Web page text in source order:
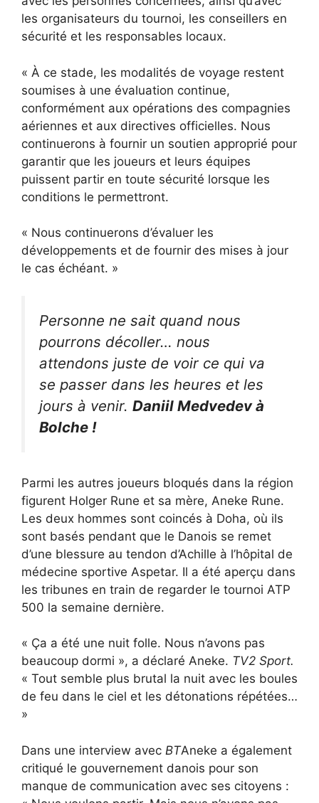
les organisateurs du tournoi, les conseillers en
sécurité et les responsables locaux.
« À ce stade, les modalités de voyage restent
soumises à une évaluation continue,
conformément aux opérations des compagnies
aériennes et aux directives officielles. Nous
continuerons à fournir un soutien approprié pour
garantir que les joueurs et leurs équipes
puissent partir en toute sécurité lorsque les
conditions le permettront.
« Nous continuerons d’évaluer les
développements et de fournir des mises à jour
le cas échéant. »
Personne ne sait quand nous
pourrons décoller… nous
attendons juste de voir ce qui va
se passer dans les heures et les
jours à venir. Daniil Medvedev à
Bolche !
Parmi les autres joueurs bloqués dans la région
figurent Holger Rune et sa mère, Aneke Rune.
Les deux hommes sont coincés à Doha, où ils
sont basés pendant que le Danois se remet
d’une blessure au tendon d’Achille à l’hôpital de
médecine sportive Aspetar. Il a été aperçu dans
les tribunes en train de regarder le tournoi ATP
500 la semaine dernière.
« Ça a été une nuit folle. Nous n’avons pas
beaucoup dormi », a déclaré Aneke. TV2 Sport.
« Tout semble plus brutal la nuit avec les boules
de feu dans le ciel et les détonations répétées…
»
Dans une interview avec BTAneke a également
critiqué le gouvernement danois pour son
manque de communication avec ses citoyens :